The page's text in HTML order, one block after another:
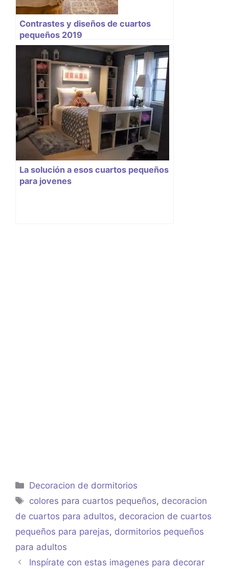
Contrastes y diseños de cuartos
pequeños 2019
La solución a esos cuartos pequeños
para jovenes
Categorías
Decoracion de dormitorios
Etiquetas
colores para cuartos pequeños, decoracion
de cuartos para adultos, decoracion de cuartos
pequeños para parejas, dormitorios pequeños
para adultos
Inspírate con estas imagenes para decorar